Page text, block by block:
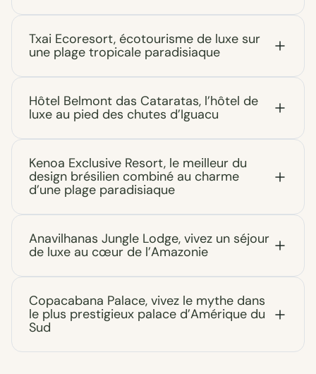
Txai Ecoresort, écotourisme de luxe sur
une plage tropicale paradisiaque
Hôtel Belmont das Cataratas, l’hôtel de
luxe au pied des chutes d’Iguacu
Kenoa Exclusive Resort, le meilleur du
design brésilien combiné au charme
d’une plage paradisiaque
Anavilhanas Jungle Lodge, vivez un séjour
de luxe au cœur de l’Amazonie
Copacabana Palace, vivez le mythe dans
le plus prestigieux palace d’Amérique du
Sud